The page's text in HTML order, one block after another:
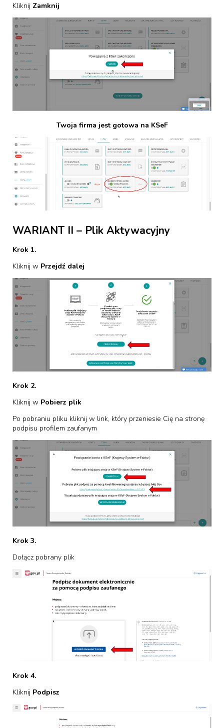
Kliknij Zamknij
Twoja firma jest gotowa na KSeF
WARIANT II – Plik Aktywacyjny
Krok 1.
Kliknij w Przejdź dalej
Krok 2.
Kliknij w Pobierz plik
Po pobraniu pliku kliknij w link, który przeniesie Cię na stronę
podpisu profilem zaufanym
Krok 3.
Dołącz pobrany plik
Krok 4.
Kliknij Podpisz